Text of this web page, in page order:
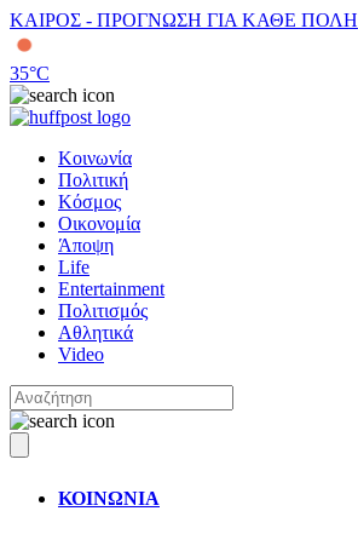
ΚΑΙΡΟΣ - ΠΡΟΓΝΩΣΗ ΓΙΑ ΚΑΘΕ ΠΟΛΗ
35°C
Κοινωνία
Πολιτική
Κόσμος
Οικονομία
Άποψη
Life
Entertainment
Πολιτισμός
Αθλητικά
Video
ΚΟΙΝΩΝΙΑ